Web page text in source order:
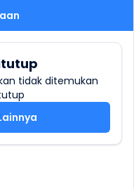
tidak ditemukan